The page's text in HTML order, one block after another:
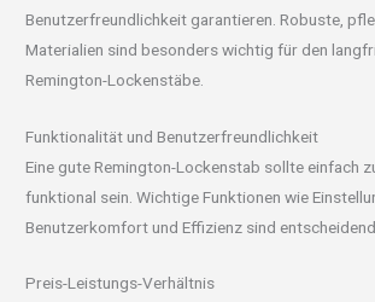
Benutzerfreundlichkeit garantieren. Robuste,
Materialien sind besonders wichtig für den
Remington-Lockenstäbe.
Funktionalität und Benutzerfreundlichkeit
Eine gute Remington-Lockenstab sollte einfach
funktional sein. Wichtige Funktionen wie
Benutzerkomfort und Effizienz sind
Preis-Leistungs-Verhältnis